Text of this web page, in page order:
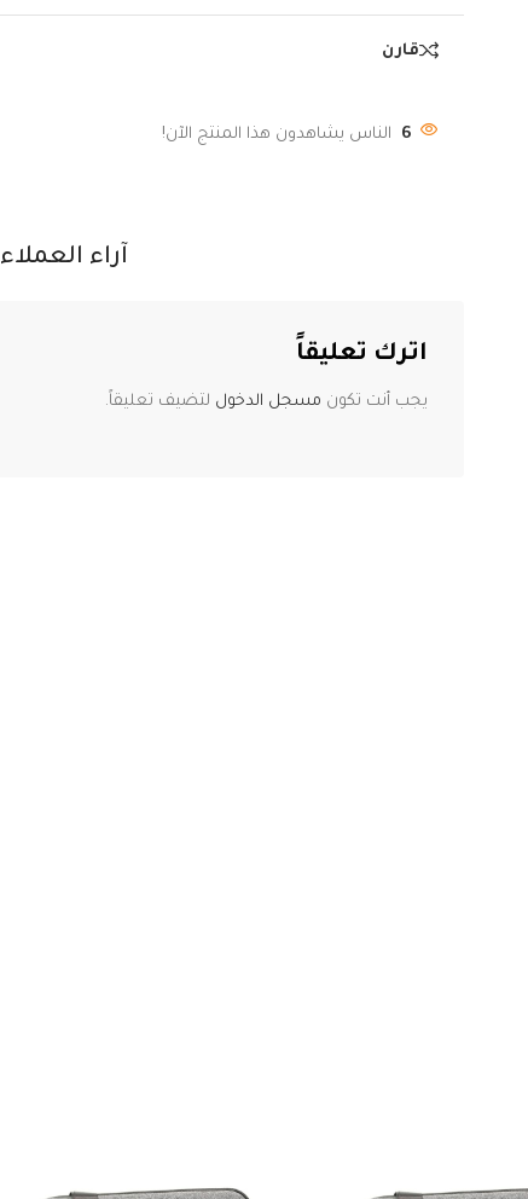
قارن
6 الناس يشاهدون هذا المنتج الآن!
آراء العملاء
اترك تعليقاً
يجب أنت تكون مسجل الدخول لتضيف تعليقاً.